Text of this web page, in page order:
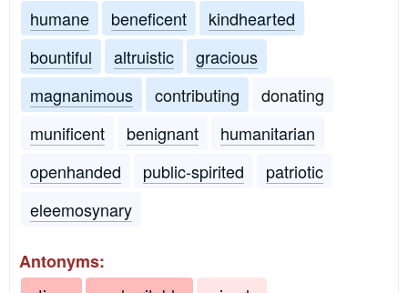
humane
beneficent
kindhearted
bountiful
altruistic
gracious
magnanimous
contributing
donating
munificent
benignant
humanitarian
openhanded
public-spirited
patriotic
eleemosynary
Antonyms: